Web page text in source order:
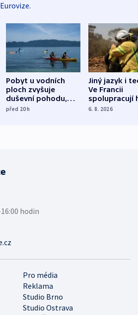
Pobyt u vodních
ploch zvyšuje
duševní pohodu,
ukázala
před 20h
Jiný jazyk i
Ve Francii
spolupracují
různých zemí
6. 8. 2026
Pro média
Reklama
Studio Brno
Studio Ostrava
hodin